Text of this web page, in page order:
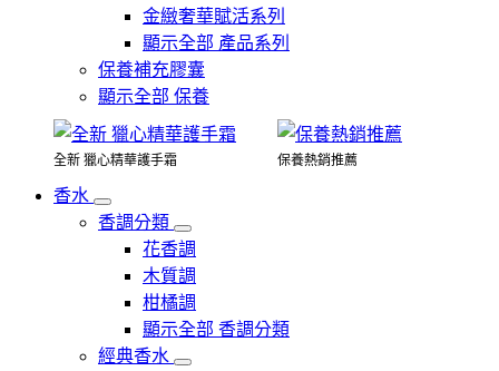
金緻奢華賦活系列
顯示全部 產品系列
保養補充膠囊
顯示全部 保養
全新 獵心精華護手霜 保養熱銷推薦
香水
香調分類
花香調
木質調
柑橘調
顯示全部 香調分類
經典香水